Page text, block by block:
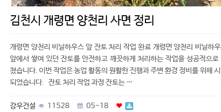
김천시 개령면 양천리 사면 정리
개령면 양천리 비닐하우스 앞 잔토 처리 작업 완료 개령면 양천리 비닐하
앞에서 쌓여 있던 잔토를 안전하고 깨끗하게 처리하는 작업을 성공적으로
쳤습니다. 이번 작업은 농업 활동의 원활한 진행과 주변 환경 정비를 위해
되었습니다. 잔토 처리 작업 과정 잔토는 …
강우건설 11528 05-18